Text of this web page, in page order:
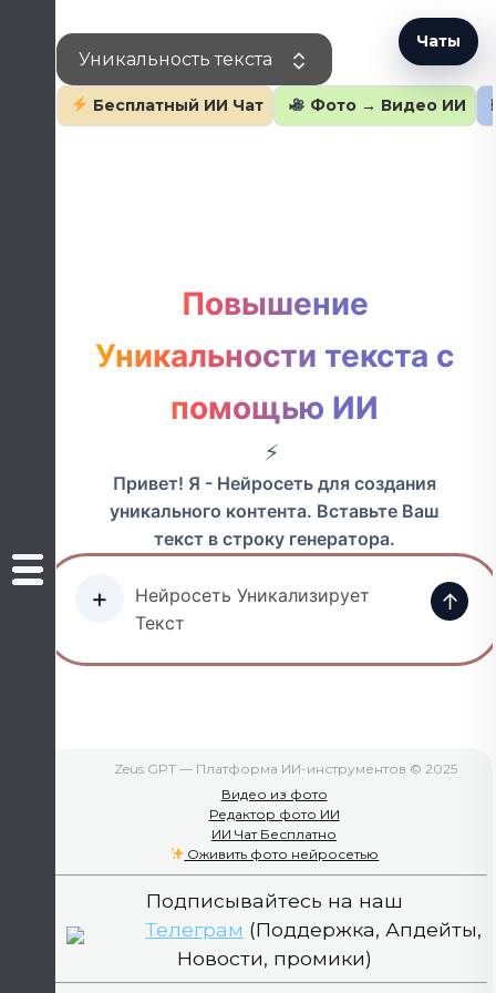
содержаниюУникальность текста
Бесплатный ИИ Чат Фото → Видео ИИ
Чаты
Повышение
Уникальности текста с
помощью ИИ
Привет! Я - Нейросеть для создания
уникального контента. Вставьте Ваш
текст в строку генератора.
+ ↑
Zeus GPT — Платформа ИИ-инструментов © 2025
Видео из фото
Редактор фото ИИ
ИИ Чат Бесплатно
Оживить фото нейросетью
Подписывайтесь на наш
Телеграм (Поддержка, Апдейты,
Новости, промики)